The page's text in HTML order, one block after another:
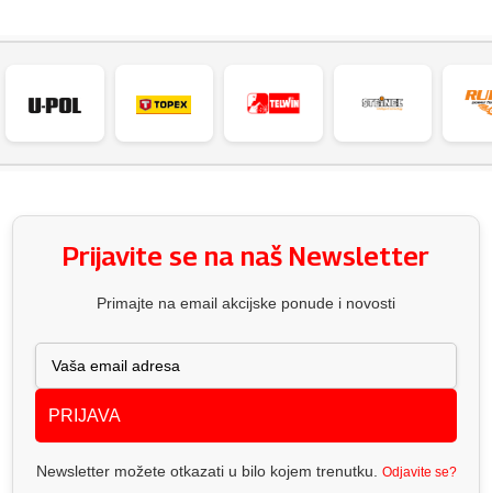
Prijavite se na naš Newsletter
Primajte na email akcijske ponude i novosti
PRIJAVA
Newsletter možete otkazati u bilo kojem trenutku. Odjavite se?